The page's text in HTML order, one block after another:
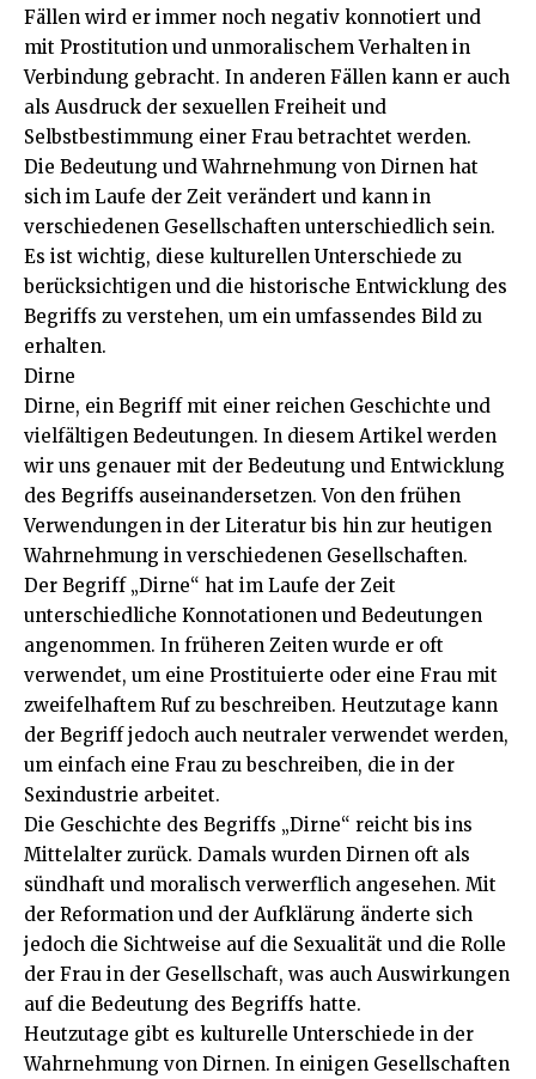
Fällen wird er immer noch negativ konnotiert und
mit Prostitution und unmoralischem Verhalten in
Verbindung gebracht. In anderen Fällen kann er auch
als Ausdruck der sexuellen Freiheit und
Selbstbestimmung einer Frau betrachtet werden.
Die Bedeutung und Wahrnehmung von Dirnen hat
sich im Laufe der Zeit verändert und kann in
verschiedenen Gesellschaften unterschiedlich sein.
Es ist wichtig, diese kulturellen Unterschiede zu
berücksichtigen und die historische Entwicklung des
Begriffs zu verstehen, um ein umfassendes Bild zu
erhalten.
Dirne
Dirne, ein Begriff mit einer reichen Geschichte und
vielfältigen Bedeutungen. In diesem Artikel werden
wir uns genauer mit der Bedeutung und Entwicklung
des Begriffs auseinandersetzen. Von den frühen
Verwendungen in der Literatur bis hin zur heutigen
Wahrnehmung in verschiedenen Gesellschaften.
Der Begriff „Dirne“ hat im Laufe der Zeit
unterschiedliche Konnotationen und Bedeutungen
angenommen. In früheren Zeiten wurde er oft
verwendet, um eine Prostituierte oder eine Frau mit
zweifelhaftem Ruf zu beschreiben. Heutzutage kann
der Begriff jedoch auch neutraler verwendet werden,
um einfach eine Frau zu beschreiben, die in der
Sexindustrie arbeitet.
Die Geschichte des Begriffs „Dirne“ reicht bis ins
Mittelalter zurück. Damals wurden Dirnen oft als
sündhaft und moralisch verwerflich angesehen. Mit
der Reformation und der Aufklärung änderte sich
jedoch die Sichtweise auf die Sexualität und die Rolle
der Frau in der Gesellschaft, was auch Auswirkungen
auf die Bedeutung des Begriffs hatte.
Heutzutage gibt es kulturelle Unterschiede in der
Wahrnehmung von Dirnen. In einigen Gesellschaften